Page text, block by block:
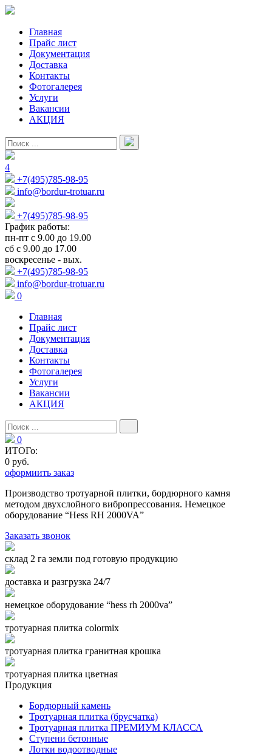
Главная
Прайс лист
Документация
Доставка
Контакты
Фотогалерея
Услуги
Вакансии
АКЦИЯ
4
+7(495)785-98-95
info@bordur-trotuar.ru
+7(495)785-98-95
График работы:
пн-пт с 9.00 до 19.00
сб с 9.00 до 17.00
воскресенье - вых.
+7(495)785-98-95
info@bordur-trotuar.ru
0
Главная
Прайс лист
Документация
Доставка
Контакты
Фотогалерея
Услуги
Вакансии
АКЦИЯ
0
ИТОГо:
0 руб.
оформиить заказ
Производство тротуарной плитки, бордюрного камня
методом двухслойного вибропресcования. Немецкое
оборудование “Hess RH 2000VA”
Заказать звонок
склад 2 га земли под готовую продукцию
доставка и разгрузка 24/7
немецкое оборудование “hess rh 2000va”
тротуарная плитка colormix
тротуарная плитка гранитная крошка
тротуарная плитка цветная
Продукция
Бордюрный камень
Тротуарная плитка (брусчатка)
Тротуарная плитка ПРЕМИУМ КЛАССА
Ступени бетонные
Лотки водоотводные